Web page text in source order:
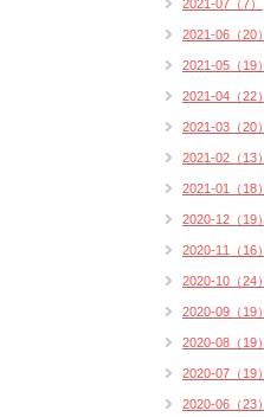
2021-07（7）
2021-06（20）
2021-05（19）
2021-04（22）
2021-03（20）
2021-02（13）
2021-01（18）
2020-12（19）
2020-11（16）
2020-10（24）
2020-09（19）
2020-08（19）
2020-07（19）
2020-06（23）